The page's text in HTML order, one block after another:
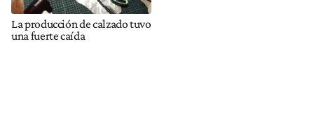
La producción de calzado tuvo
una fuerte caída